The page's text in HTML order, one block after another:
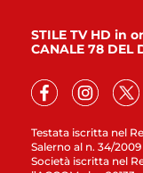
Testata iscritta nel
Salerno al n. 34/2009
Società iscritta nel
STILE TV HD in
CANALE 78 DEL